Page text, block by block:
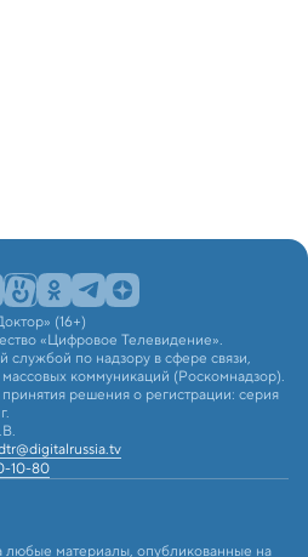
(16+)
«Цифровое Телевидение».
службой по надзору в сфере связи,
коммуникаций (Роскомнадзор).
решения о регистрации: серия
10-80
материалы, опубликованные на